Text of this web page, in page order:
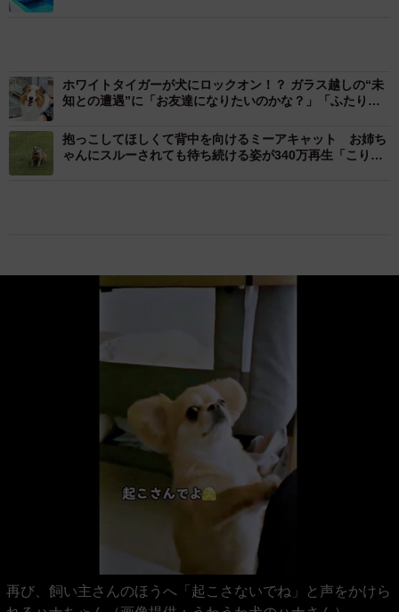
抱っこしてほしくて背中を向けるミーアキャット お姉ち
ゃんにスルーされても待ち続ける姿が340万再生「こりゃ
再び、飼い主さんのほうへ「起こさないでね」と声をかけら
れるハナちゃん（画像提供：うわうわ犬のハナさん）
まだまだ画像は続きます。画像（4/10）
↓ スクロールで次の写真 ↓